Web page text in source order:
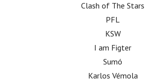
Clash of The Stars
PFL
KSW
I am Figter
Sumó
Karlos Vémola